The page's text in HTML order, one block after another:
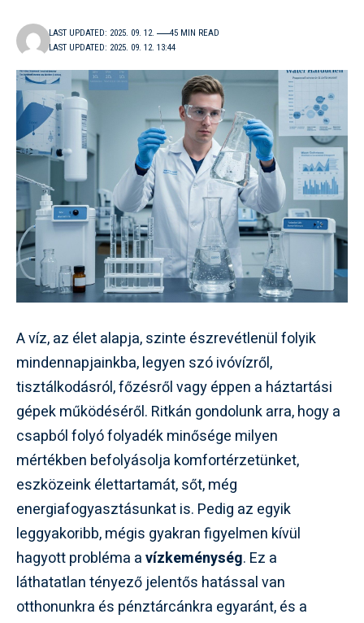
LAST UPDATED: 2025. 09. 12. 13:44
LAST UPDATED: 2025. 09. 12. 45 MIN READ
A víz, az élet alapja, szinte észrevétlenül folyik
mindennapjainkba, legyen szó ivóvízről,
tisztálkodásról, főzésről vagy éppen a háztartási
gépek működéséről. Ritkán gondolunk arra, hogy a
csapból folyó folyadék minősége milyen
mértékben befolyásolja komfortérzetünket,
eszközeink élettartamát, sőt, még
energiafogyasztásunkat is. Pedig az egyik
leggyakoribb, mégis gyakran figyelmen kívül
hagyott probléma avízkeménység. Ez a
láthatatlan tényező jelentős hatással van
otthonunkra és pénztárcánkra egyaránt, és a